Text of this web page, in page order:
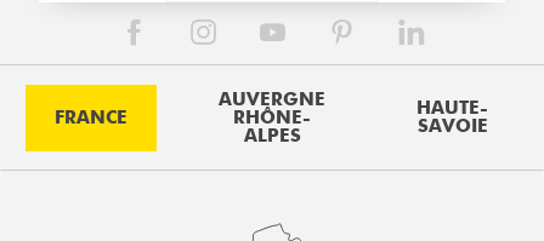
FRANCE
AUVERGNE
RHÔNE-
ALPES
HAUTE-
SAVOIE